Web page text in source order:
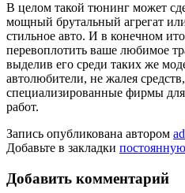
В целом такой тюнинг может
мощный брутальный агрегат
стильное авто. И в конечном
перевоплотить ваше любимое
выделив его среди таких же
автолюбители, не жалея
специализированные фирмы
работ.
Запись опубликована автором
Добавьте в закладки
Добавить комментарий